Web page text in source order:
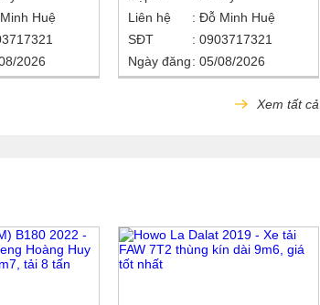
Huệ
2026
Liên hệ
Đỗ Minh Huệ
SĐT
0903717321
Ngày đăng
05/08/2026
Xem tất cả